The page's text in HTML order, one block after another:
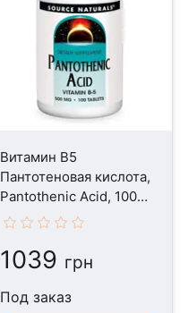
Витамин B5
Пантотеновая кислота,
Pantothenic Acid, 100
таблеток
1039 грн
Под заказ